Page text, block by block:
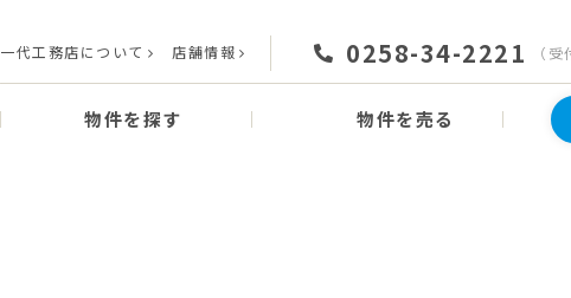
一代工務店について 店舗情報 0258-34-2221 （
物件を探す 物件を売る